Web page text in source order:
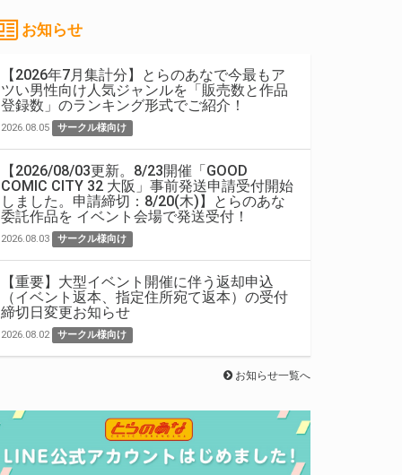
お知らせ
【2026年7月集計分】とらのあなで今最もア
ツい男性向け人気ジャンルを「販売数と作品
登録数」のランキング形式でご紹介！
2026.08.05 サークル様向け
【2026/08/03更新。8/23開催「GOOD
COMIC CITY 32 大阪」事前発送申請受付開始
しました。申請締切：8/20(木)】とらのあな
委託作品を イベント会場で発送受付！
2026.08.03 サークル様向け
【重要】大型イベント開催に伴う返却申込
（イベント返本、指定住所宛て返本）の受付
締切日変更お知らせ
2026.08.02 サークル様向け
お知らせ一覧へ